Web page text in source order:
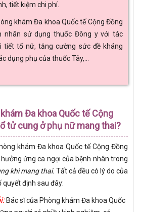
tiết kiệm chi phí.
khám Đa khoa Quốc tế Cộng Đồng
nhân sử dụng thuốc Đông y với tác
tiết tố nữ, tăng cường sức đề kháng
dụng phụ của thuốc Tây,...
Đa khoa Quốc tế Cộng
tử cung ở phụ nữ mang thai?
khám Đa khoa Quốc tế Cộng Đồng
ứng ca ngợi của bệnh nhân trong
khi mang thai. Tất cả đều có lý do của
quyết định sau đây:
Bác sĩ của Phòng khám Đa khoa Quốc